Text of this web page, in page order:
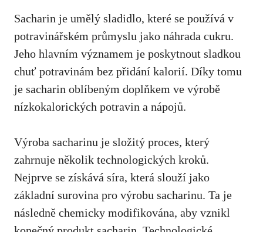
Sacharin je umělý sladidlo, které se používá v
potravinářském průmyslu jako náhrada cukru.​
Jeho hlavním významem je poskytnout sladkou
chuť potravinám bez přidání kalorií. Díky tomu​
je sacharin oblíbeným doplňkem ve výrobě
nízkokalorických potravin⁣ a⁢ nápojů.
Výroba sacharinu je složitý proces, který
‌zahrnuje několik technologických⁣ kroků.
Nejprve se získává síra, která slouží jako⁢
základní surovina pro výrobu sacharinu. Ta je ​
následně chemicky modifikována, aby vznikl